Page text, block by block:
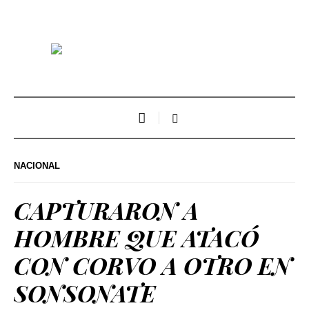
NACIONAL
CAPTURARON A
HOMBRE QUE ATACÓ
CON CORVO A OTRO EN
SONSONATE